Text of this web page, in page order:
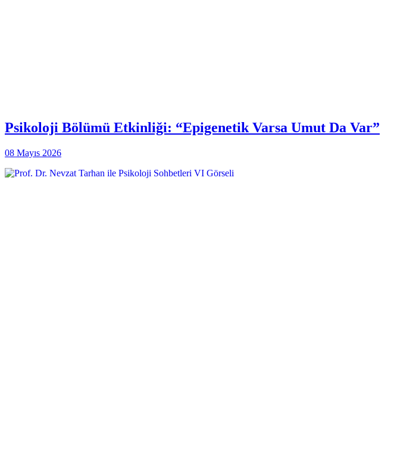
Psikoloji Bölümü Etkinliği: “Epigenetik Varsa Umut Da Var”
08 Mayıs 2026